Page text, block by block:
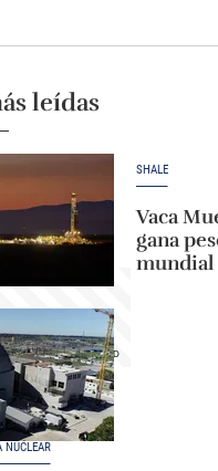
leídas
SHALE
Vaca
gana
mundial
NUCLEAR